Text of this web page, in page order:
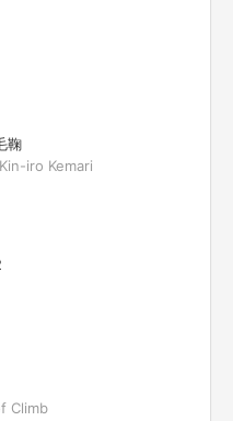
鞠
iro Kemari
Climb